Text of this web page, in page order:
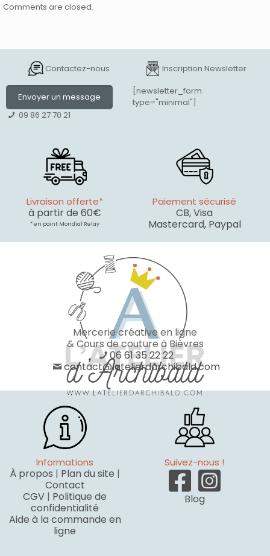
Comments are closed.
Contactez-nous
Envoyer un message
09 86 27 70 21
Inscription Newsletter
[newsletter_form
type="minimal"]
Livraison offerte*
à partir de 60€
* en point Mondial Relay
Paiement sécurisé
CB, Visa
Mastercard, Paypal
Mercerie créative en ligne
& Cours de couture à Bièvres
06 61 35 22 22
contact@latelierdarchibald.com
Informations
À propos | Plan du site |
Contact
CGV | Politique de
confidentialité
Aide à la commande en
ligne
Suivez-nous !
Blog